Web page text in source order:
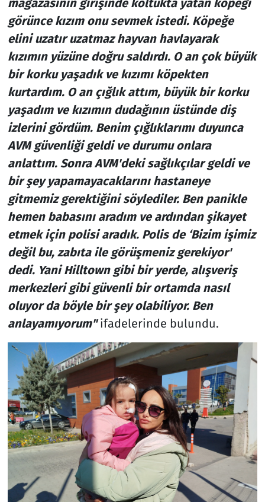
mağazasının girişinde koltukta yatan köpeği
görünce kızım onu sevmek istedi. Köpeğe
elini uzatır uzatmaz hayvan havlayarak
kızımın yüzüne doğru saldırdı. O an çok büyük
bir korku yaşadık ve kızımı köpekten
kurtardım. O an çığlık attım, büyük bir korku
yaşadım ve kızımın dudağının üstünde diş
izlerini gördüm. Benim çığlıklarımı duyunca
AVM güvenliği geldi ve durumu onlara
anlattım. Sonra AVM'deki sağlıkçılar geldi ve
bir şey yapamayacaklarını hastaneye
gitmemiz gerektiğini söylediler. Ben panikle
hemen babasını aradım ve ardından şikayet
etmek için polisi aradık. Polis de ‘Bizim işimiz
değil bu, zabıta ile görüşmeniz gerekiyor'
dedi. Yani Hilltown gibi bir yerde, alışveriş
merkezleri gibi güvenli bir ortamda nasıl
oluyor da böyle bir şey olabiliyor. Ben
anlayamıyorum"ifadelerinde bulundu.